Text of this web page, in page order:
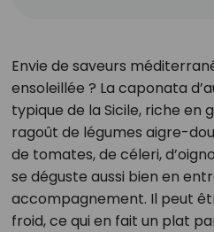
Envie de saveurs
ensoleillée ? La caponata
typique de la Sicile, riche en
ragoût de légumes aigre-
de tomates, de céleri,
se déguste aussi bien en
accompagnement. Il peut
froid, ce qui en fait un plat